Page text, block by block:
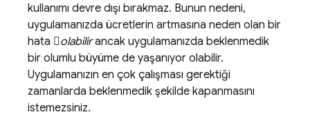
kullanımı devre dışı bırakmaz. Bunun nedeni,
uygulamanızda ücretlerin artmasına neden olan bir
hata olabilirancak uygulamanızda beklenmedik
bir olumlu büyüme de yaşanıyor olabilir.
Uygulamanızın en çok çalışması gerektiği
zamanlarda beklenmedik şekilde kapanmasını
istemezsiniz.